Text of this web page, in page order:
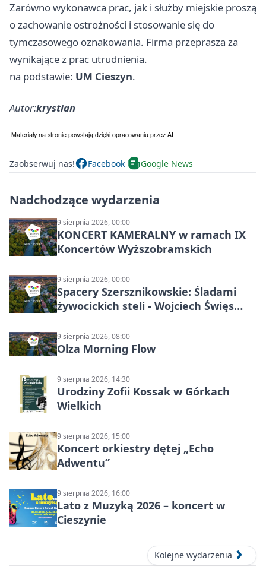
Zarówno wykonawca prac, jak i służby miejskie proszą
o zachowanie ostrożności i stosowanie się do
tymczasowego oznakowania. Firma przeprasza za
wynikające z prac utrudnienia.
na podstawie: UM Cieszyn.
Autor:krystian
Zaobserwuj nas! Facebook Google News
Nadchodzące wydarzenia
9 sierpnia 2026, 00:00
KONCERT KAMERALNY w ramach IX
Koncertów Wyższobramskich
9 sierpnia 2026, 00:00
Spacery Szersznikowskie: Śladami
żywocickich steli - Wojciech Święs
9 sierpnia 2026, 08:00
Olza Morning Flow
9 sierpnia 2026, 14:30
Urodziny Zofii Kossak w Górkach
Wielkich
9 sierpnia 2026, 15:00
Koncert orkiestry dętej „Echo
Adwentu”
9 sierpnia 2026, 16:00
Lato z Muzyką 2026 – koncert w
Cieszynie
Kolejne wydarzenia